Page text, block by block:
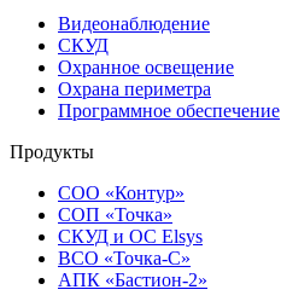
Видеонаблюдение
СКУД
Охранное освещение
Охрана периметра
Программное обеспечение
Продукты
СОО «Контур»
СОП «Точка»
СКУД и ОС Elsys
ВСО «Точка-С»
АПК «Бастион-2»